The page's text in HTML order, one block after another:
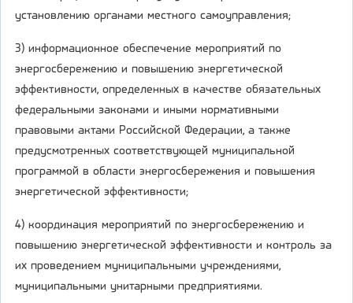
установлению органами местного самоуправления;
3) информационное обеспечение мероприятий по
энергосбережению и повышению энергетической
эффективности, определенных в качестве обязательных
федеральными законами и иными нормативными
правовыми актами Российской Федерации, а также
предусмотренных соответствующей муниципальной
программой в области энергосбережения и повышения
энергетической эффективности;
4) координация мероприятий по энергосбережению и
повышению энергетической эффективности и контроль за
их проведением муниципальными учреждениями,
муниципальными унитарными предприятиями.